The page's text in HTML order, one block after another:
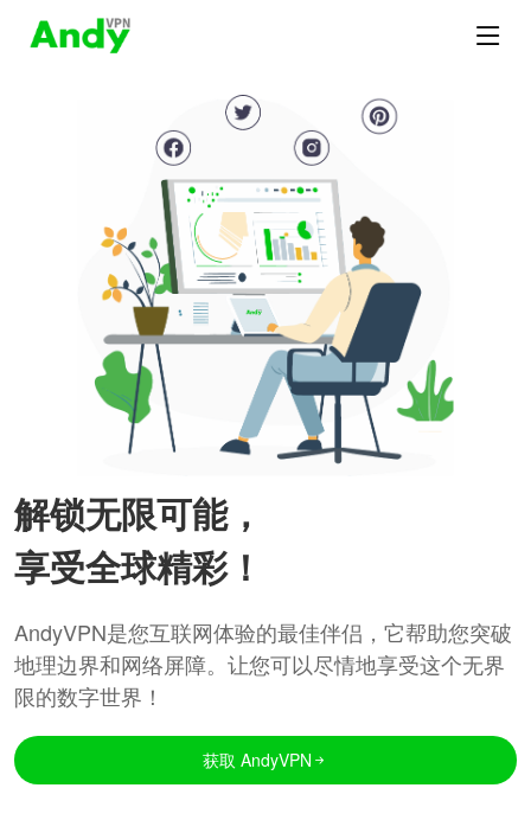
解锁无限可能，
享受全球精彩！
AndyVPN是您互联网体验的最佳伴侣，它帮助您突破
地理边界和网络屏障。让您可以尽情地享受这个无界
限的数字世界！
获取 AndyVPN